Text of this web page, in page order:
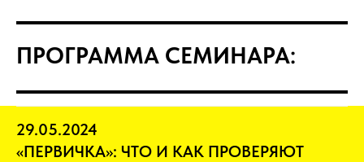
ПРОГРАММА СЕМИНАРА:
29.05.2024
«ПЕРВИЧКА»: ЧТО И КАК ПРОВЕРЯЮТ